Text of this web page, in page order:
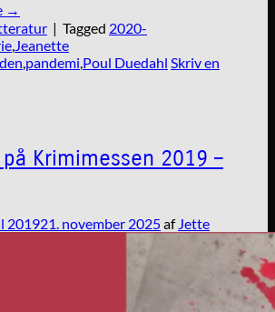
→
| Tagged 2020-
,Jeanette
,pandemi,Poul Duedahl Skriv en
Krimimessen 2019 –
201921. november 2025af Jette